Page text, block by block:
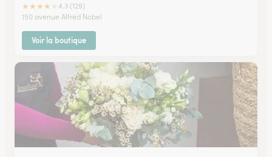
★★★★
4.3 (129)
150 avenue Alfred Nobel
Voir la boutique